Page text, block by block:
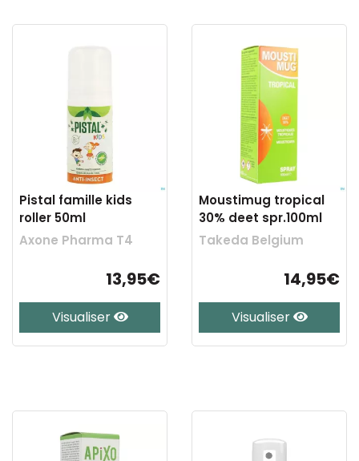
Pistal famille kids
roller 50ml
Axone Pharma T4
13,95€
Visualiser
Moustimug tropical
30% deet spr.100ml
Takeda Belgium
14,95€
Visualiser